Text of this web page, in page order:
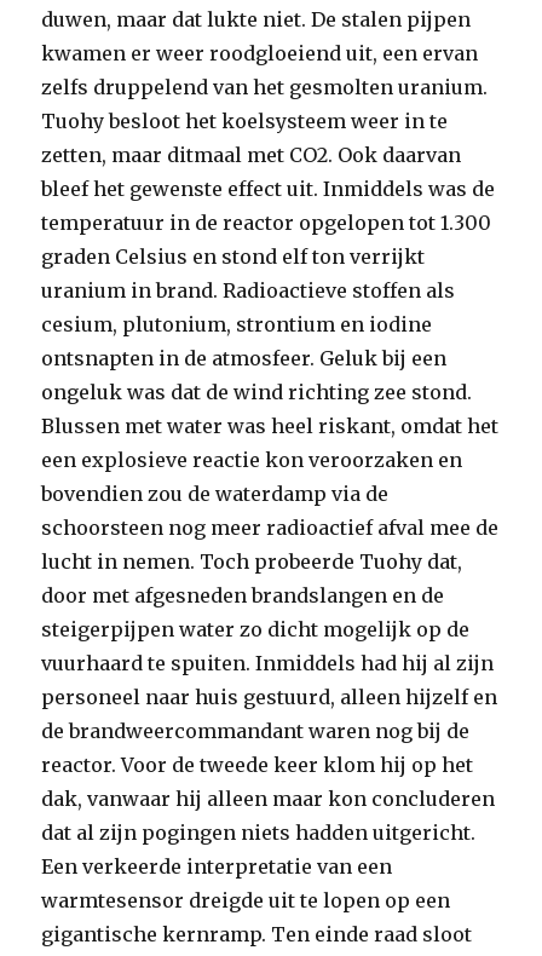
duwen, maar dat lukte niet. De stalen pijpen
kwamen er weer roodgloeiend uit, een ervan
zelfs druppelend van het gesmolten uranium.
Tuohy besloot het koelsysteem weer in te
zetten, maar ditmaal met CO2. Ook daarvan
bleef het gewenste effect uit. Inmiddels was de
temperatuur in de reactor opgelopen tot 1.300
graden Celsius en stond elf ton verrijkt
uranium in brand. Radioactieve stoffen als
cesium, plutonium, strontium en iodine
ontsnapten in de atmosfeer. Geluk bij een
ongeluk was dat de wind richting zee stond.
Blussen met water was heel riskant, omdat het
een explosieve reactie kon veroorzaken en
bovendien zou de waterdamp via de
schoorsteen nog meer radioactief afval mee de
lucht in nemen. Toch probeerde Tuohy dat,
door met afgesneden brandslangen en de
steigerpijpen water zo dicht mogelijk op de
vuurhaard te spuiten. Inmiddels had hij al zijn
personeel naar huis gestuurd, alleen hijzelf en
de brandweercommandant waren nog bij de
reactor. Voor de tweede keer klom hij op het
dak, vanwaar hij alleen maar kon concluderen
dat al zijn pogingen niets hadden uitgericht.
Een verkeerde interpretatie van een
warmtesensor dreigde uit te lopen op een
gigantische kernramp. Ten einde raad sloot